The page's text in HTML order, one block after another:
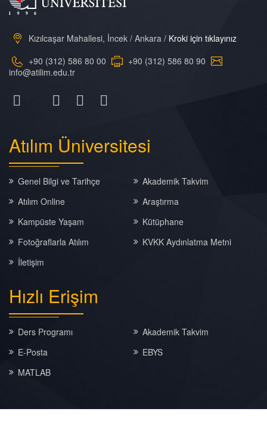
Kızılcaşar Mahallesi, İncek / Ankara / Kroki için tıklayınız
+90 (312) 586 80 00
+90 (312) 586 80 90
info@atilim.edu.tr
Atılım Üniversitesi
Genel Bilgi ve Tarihçe
Akademik Takvim
Atılım Online
Araştırma
Kampüste Yaşam
Kütüphane
Fotoğraflarla Atılım
KVKK Aydınlatma Metni
İletişim
Hızlı Erişim
Ders Programı
Akademik Takvim
E-Posta
EBYS
MATLAB